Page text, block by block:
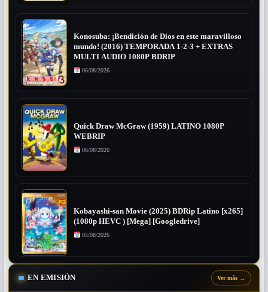
Konosuba: ¡Bendición de Dios en este maravilloso
mundo! (2016) TEMPORADA 1-2-3 + EXTRAS
MULTI AUDIO 1080P BDRIP
06/08/2026
Quick Draw McGraw (1959) LATINO 1080P
WEBRIP
06/08/2026
Kobayashi-san Movie (2025) BDRip Latino [x265]
(1080p HEVC ) [Mega] [Googledrive]
05/08/2026
EN EMISIÓN Ver más →